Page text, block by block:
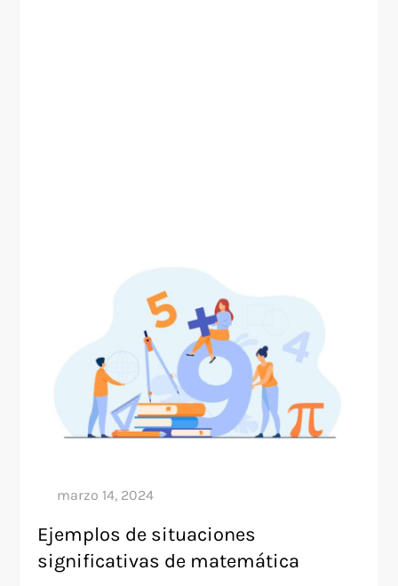
Ejemplos de situaciones
significativas de matemática